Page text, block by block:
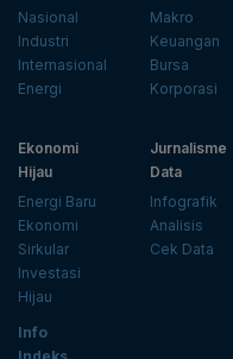
Nasional
Industri
Internasional
Energi
Makro
Keuangan
Bursa
Korporasi
Ekonomi
Hijau
Energi Baru
Ekonomi
Sirkular
Investasi
Hijau
Jurnalisme
Data
Infografik
Analisis
Cek Data
Info